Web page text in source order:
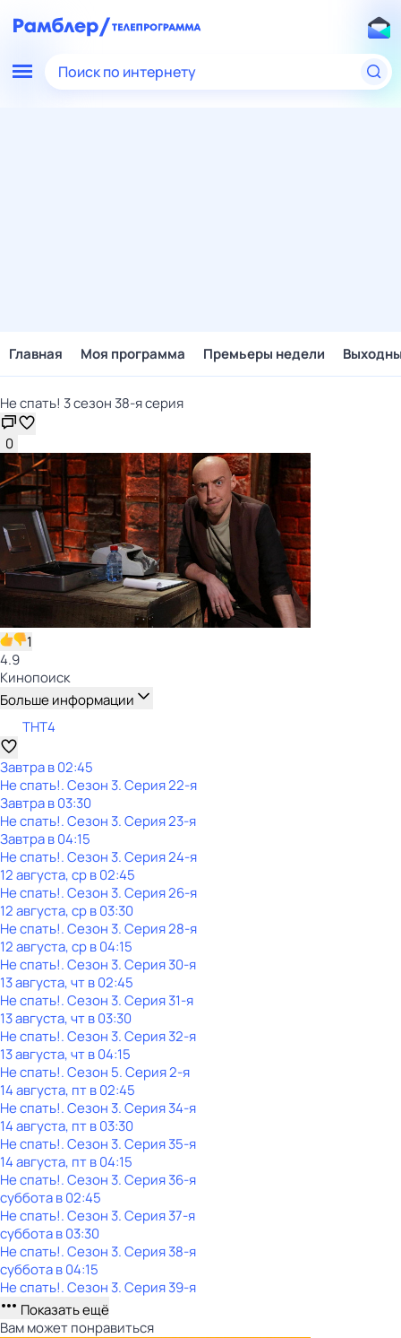
Поиск по интернету
Главная Моя программа Премьеры недели
Не спать! 3 сезон 38-я серия
0
1
4.9
Кинопоиск
Больше информации
ТНТ4
Завтра в 02:45
Не спать!. Сезон 3. Серия 22-я
Завтра в 03:30
Не спать!. Сезон 3. Серия 23-я
Завтра в 04:15
Не спать!. Сезон 3. Серия 24-я
12 августа, ср в 02:45
Не спать!. Сезон 3. Серия 26-я
12 августа, ср в 03:30
Не спать!. Сезон 3. Серия 28-я
12 августа, ср в 04:15
Не спать!. Сезон 3. Серия 30-я
13 августа, чт в 02:45
Не спать!. Сезон 3. Серия 31-я
13 августа, чт в 03:30
Не спать!. Сезон 3. Серия 32-я
13 августа, чт в 04:15
Не спать!. Сезон 5. Серия 2-я
14 августа, пт в 02:45
Не спать!. Сезон 3. Серия 34-я
14 августа, пт в 03:30
Не спать!. Сезон 3. Серия 35-я
14 августа, пт в 04:15
Не спать!. Сезон 3. Серия 36-я
субботав02:45
Не спать!. Сезон 3. Серия 37-я
субботав03:30
Не спать!. Сезон 3. Серия 38-я
субботав04:15
Не спать!. Сезон 3. Серия 39-я
Показать ещё
Вам может понравиться